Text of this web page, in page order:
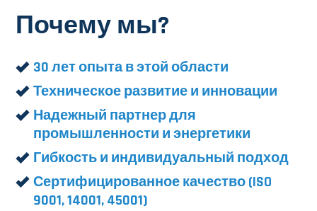
Почему мы?
30 лет опыта в этой области
Техническое развитие и инновации
Надежный партнер для
промышленности и энергетики
Гибкость и индивидуальный подход
Сертифицированное качество (ISO
9001, 14001, 45001)